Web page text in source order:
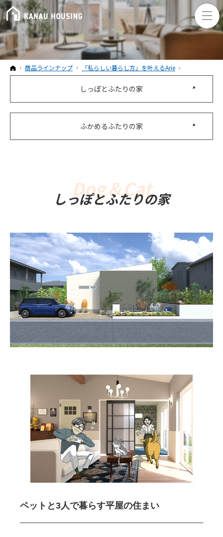
ホーム
商品ラインナップ 「私らしい暮らし方」を叶えるArie
しっぽとふたりの家
ふかめるふたりの家
しっぽとふたりの家
ペットと3人で暮らす平屋の住まい